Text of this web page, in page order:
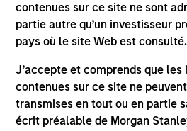
contenues sur ce site ne sont
partie autre qu’un investisseur
pays où le site Web est consulté.
J’accepte et comprends que
contenues sur ce site ne
transmises en tout ou en partie
écrit préalable de Morgan
Meet the